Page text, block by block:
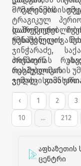
აფხაზეთის
ცენტრი
-
მოვლენებს
ტრაგიკულ
საპრემიერო
რესპუბლიკის
ჯინჭარაძე,
თინათინ
ვოლსკისთან
პრემიერას
რესპუბლიკის
ჯემალ
კულტურის
მთავრობისა
ხელოვნების
დევნილი
‹ 1 2 3
10
... 212